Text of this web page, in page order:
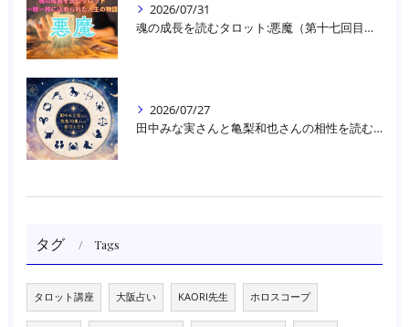
2026/07/31
魂の成長を読むタロット:悪魔（第十七回目）｜大阪・箕面占いスクールラブアンドライト
2026/07/27
田中みな実さんと亀梨和也さんの相性を読む｜大阪・箕面占いスクールラブアンドライト
タグ Tags
タロット講座 大阪占い KAORI先生 ホロスコープ